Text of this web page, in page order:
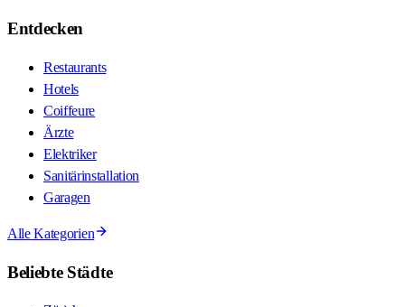
Entdecken
Restaurants
Hotels
Coiffeure
Ärzte
Elektriker
Sanitärinstallation
Garagen
Alle Kategorien
Beliebte Städte